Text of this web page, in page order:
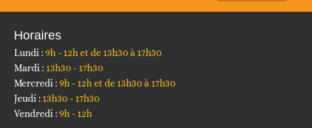
Horaires
Lundi :9h - 12h et de 13h30 à 17h30
Mardi : 13h30 - 17h30
Mercredi :9h - 12h et de 13h30 à 17h30
Jeudi : 13h30 - 17h30
Vendredi :9h - 12h